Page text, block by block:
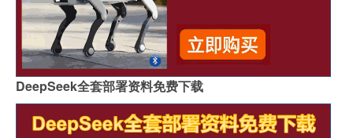
DeepSeek全套部署资料免费下载